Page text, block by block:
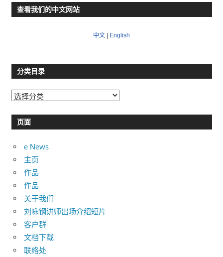
查看我们的中文网站
中文 | English
分类目录
分
目页面
e News
主页
作品
作品
关于我们
刘咏钢讲师出场介绍短片
客户群
文档下载
联络处